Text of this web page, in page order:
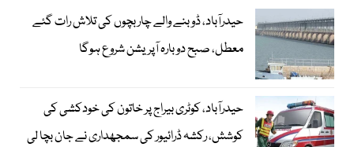
حیدرآباد، ڈوبنے والے چار بچوں کی تلاش رات گئے
معطل، صبح دوبارہ آپریشن شروع ہوگا
حیدرآباد، کوٹری بیراج پر خاتون کی خودکشی کی
کوشش، رکشہ ڈرائیور کی سمجھداری نے جان بچا لی